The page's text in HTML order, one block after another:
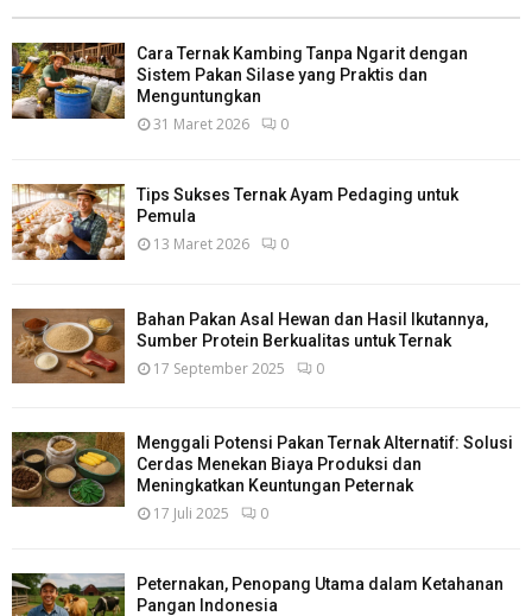
Cara Ternak Kambing Tanpa Ngarit dengan
Sistem Pakan Silase yang Praktis dan
Menguntungkan
31 Maret 2026 0
Tips Sukses Ternak Ayam Pedaging untuk
Pemula
13 Maret 2026 0
Bahan Pakan Asal Hewan dan Hasil Ikutannya,
Sumber Protein Berkualitas untuk Ternak
17 September 2025 0
Menggali Potensi Pakan Ternak Alternatif: Solusi
Cerdas Menekan Biaya Produksi dan
Meningkatkan Keuntungan Peternak
17 Juli 2025 0
Peternakan, Penopang Utama dalam Ketahanan
Pangan Indonesia